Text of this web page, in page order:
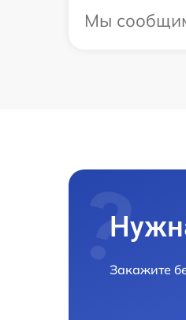
Мы
Закажите